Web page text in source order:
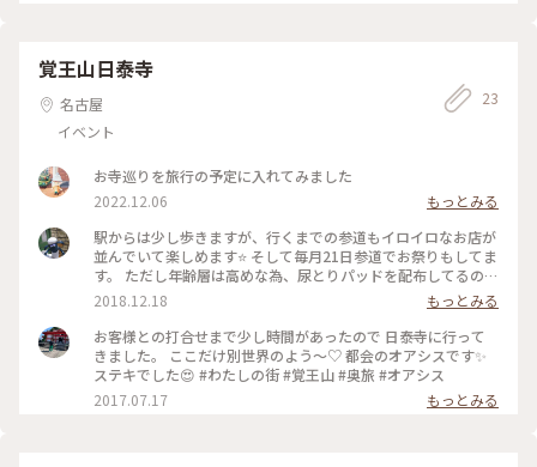
覚王山日泰寺
名古屋
イベント
23
お寺巡りを旅行の予定に入れてみました
2022.12.06
もっとみる
駅からは少し歩きますが、行くまでの参道もイロイロなお店が
並んでいて楽しめます⭐ そして毎月21日参道でお祭りもしてま
す。 ただし年齢層は高めな為、尿とりパッドを配布してるのを
見た時は衝撃的でした(笑) #覚王山 #日泰寺 #愛知県 #名古屋
2018.12.18
もっとみる
お客様との打合せまで少し時間があったので 日泰寺に行って
きました。 ここだけ別世界のよう〜♡ 都会のオアシスです✨
ステキでした😍 #わたしの街 #覚王山 #奥旅 #オアシス
2017.07.17
もっとみる